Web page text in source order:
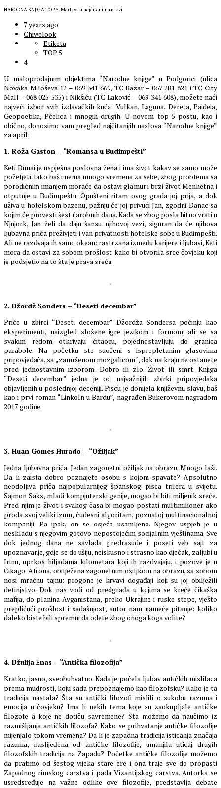
NARODNA KNJIGA TOP 5: Martovski najčitaniji naslovi
7 years ago
Chiwelook
Etiketa
TOP 5
4
U maloprodajnim objektima “Narodne knjige” u Podgorici (ulica
Novaka Miloševa 12 – 069 341 669, TC Bazar – 067 281 821 i TC City
Mall – 068 025 535) i Nikšiću (TC Laković – 069 341 608), možete naći
najveći izbor svih izdavačkih kuća: Vulkan, Laguna, Dereta, Paideia,
Geopoetika, Pčelica i mnogih drugih. U novom top 5 postu, kao i
obično, donosimo vam pregled najčitanijih naslova “Narodne knjige”
za april:
1. Roža Gaston – “Romansa u Budimpešti”
Keti Dunai je uspješna poslovna žena i ima život kakav se samo može
poželjeti. Iako baš i nema mnogo vremena za sebe, zbog problema sa
porodičnim imanjem moraće da ostavi glamur i brzi život Menhetna i
otputuje u Budimpeštu. Opušteni ritam ovog grada joj prija, a dok
uživa u hotelskom bazenu, pažnju će joj privući Jan, zgodni Danac sa
kojim će provesti šest čarobnih dana. Kada se zbog posla hitno vrati u
Njujork, Jan želi da daju šansu njihovoj vezi, siguran da će njihova
ljubavna priča preživjeti i van privatnosti hotelske sobe u Budimpešti.
Ali ne razdvaja ih samo okean: rastrzana između karijere i ljubavi, Keti
mora da ostavi za sobom prošlost kako bi otvorila srce čovjeku koji
je podsjetio na to šta je prava sreća.
2. Džordž Sonders – “Deseti decembar”
Priče u zbirci “Deseti decembar” Džordža Sondersa počinju kao
eksperimenti, naizgled složene igre jezikom i formom, ali se sa
svakim redom otkrivaju čitaocu, pojednostavljuju do granica
parabole. Na početku ste suočeni s isprepletanim glasovima
pripovjedača, sa „zamršenom mozgalicom“, dok na kraju ne ostanete
pred jednostavnim izborom. Dobro ili zlo. Život ili smrt. Knjiga
“Deseti decembar” jedna je od najvažnijih zbirki pripovjedaka
objavljenih u poslednjoj deceniji. Piscu je donijela književnu slavu, baš
kao i prvi roman “Linkoln u Bardu”, nagrađen Bukerovom nagradom
2017. godine.
3. Huan Gomes Hurado – “Ožiljak”
Jedna ljubavna priča. Jedan zagonetni ožiljak na obrazu. Mnogo laži.
Da li zaista dobro poznajete osobu s kojom spavate? Apsolutno
neodoljiva priča najpopularnijeg španskog pisca trilera u svijetu.
Sajmon Saks, mladi kompjuterski genije, mogao bi biti miljenik sreće.
Pred njim je život i svakog časa bi mogao postati multimilioner ako
proda svoj veliki izum, čudesni algoritam, poznatoj multinacionalnoj
kompaniji. Pa ipak, on se osjeća usamljeno. Njegov uspjeh je u
neskladu s njegovim gotovo nepostojećim socijalnim vještinama. Sve
dok jednog dana ne savlada predrasude i poseti veb sajt za
upoznavanje, gdje se do ušiju, neiskusno i strasno kao dječak, zaljubi u
Irinu, uprkos hiljadama kilometara koji ih razdvajaju, i pozove je u
Čikago. Ali ona, obilježena zagonetnim ožiljkom na obrazu, sa sobom
nosi mračnu tajnu: progone je krvavi događaji koji su joj obilježili
detinjstvo. Dok nas vodi od predgrađa u kojima se kreće čikaška
mafija, do planina Avganistana, preko Ukrajine i ruske stepe, vješto
preplićući prošlost i sadašnjost, autor nam nameće pitanje: koliko
daleko biste bili spremni da odete zbog onoga koga volite?
4. Džulija Enas – “Antička filozofija”
Kratko, jasno, sveobuhvatno. Kada je počela ljubav antičkih mislilaca
prema mudrosti, koju sada prepoznajemo kao filozofsku? Kako je ta
tradicija nastala? Šta su antički filozofi mislili o sukobu razuma i
emocija u čovjeku? Ima li nekih tema koje su zaokupljale antičke
filozofe a koje ne dotiču savremene? Šta možemo da naučimo iz
razmišljanja antičkih filozofa? Kako se prihvatanje antičke filozofije
mijenjalo tokom vremena? Da li je zapadna tradicija isticanja značaja
razuma, naslijeđena od antičke filozofije, umanjila uticaj drugih
filozofskih tradicija na Zapadu? Početke antičke filozofije možemo
da pratimo od šestog vijeka stare ere i ona traje sve do propasti
Zapadnog rimskog carstva i pada Vizantijskog carstva. Autorka se
usredsređuje na važne odlike ove filozofije, predstavlja debate